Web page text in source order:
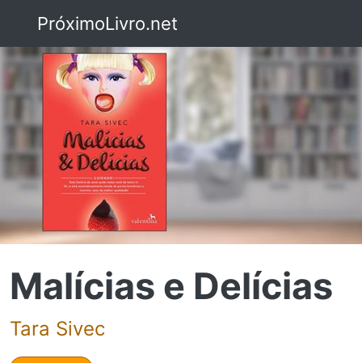
PróximoLivro.net
Malícias e Delícias
Tara Sivec